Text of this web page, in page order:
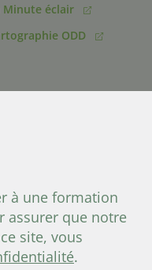
Minute éclair
ODD
Tél. : + (1) 418 692
à une formation
assurer que notre
site, vous
.